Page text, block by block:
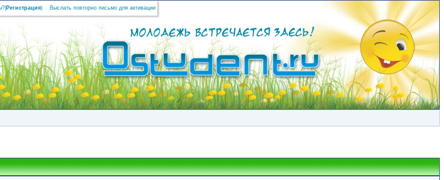
Регистрация) Выслать повторно письмо для активации